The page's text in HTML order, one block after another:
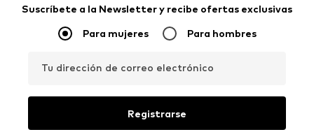
Suscríbete a la Newsletter y recibe ofertas exclusivas
Para mujeres Para hombres
Tu dirección de correo electrónico
Registrarse